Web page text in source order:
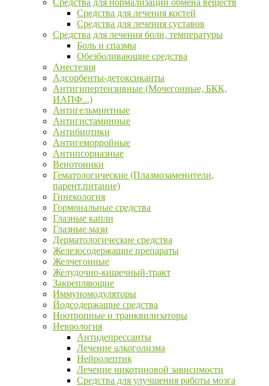
Средства для нормализации обмена веществ
Средства для лечения костей
Средства для лечения суставов
Средства для лечения боли, температуры
Боль и спазмы
Обезболивающие средства
Анестезия
Адсорбенты-детоксиканты
Антигипертензивные (Мочегонные, БКК,
ИАПФ...)
Антигельминтные
Антигистаминные
Антибиотики
Антигеморройные
Антипсориазные
Венотоники
Гематологические (Плазмозаменители,
парент.питание)
Гинекология
Гормональные средства
Глазные капли
Глазные мази
Дерматологические средства
Железосодержащие препараты
Желчегонные
Желудочно-кишечный-тракт
Закрепляющие
Иммуномодуляторы
Йодсодержащие средства
Ноотропные и транквилизаторы
Неврология
Антидепрессанты
Лечение алкоголизма
Нейролептик
Лечение никотиновой зависимости
Средства для улучшения работы мозга